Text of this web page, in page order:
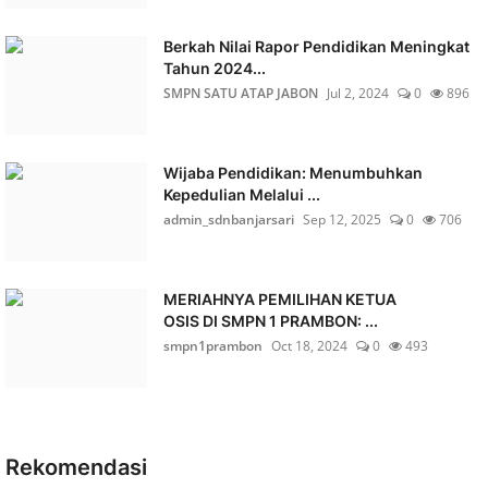
Berkah Nilai Rapor Pendidikan Meningkat
Tahun 2024...
SMPN SATU ATAP JABON Jul 2, 2024 0 896
Wijaba Pendidikan: Menumbuhkan
Kepedulian Melalui ...
admin_sdnbanjarsari Sep 12, 2025 0 706
MERIAHNYA PEMILIHAN KETUA
OSIS DI SMPN 1 PRAMBON: ...
smpn1prambon Oct 18, 2024 0 493
Rekomendasi